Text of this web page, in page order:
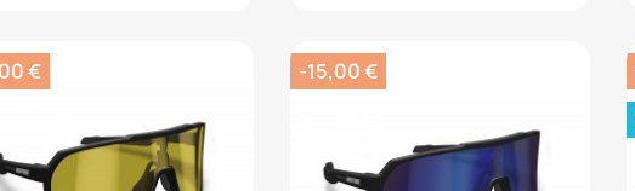
€ -15,00 €